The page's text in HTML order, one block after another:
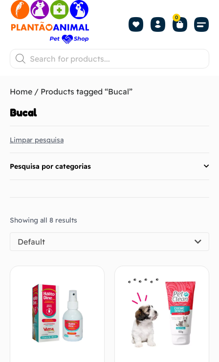
0
Home / Products tagged “Bucal”
Bucal
Limpar pesquisa
Pesquisa por categorias
Showing all 8 results
Default